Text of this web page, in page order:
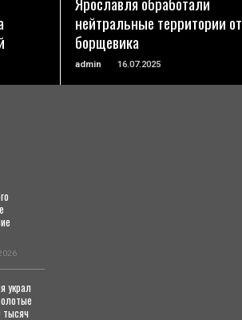
нейтральные территории от
борщевика
admin 16.07.2025
украл
тысяч